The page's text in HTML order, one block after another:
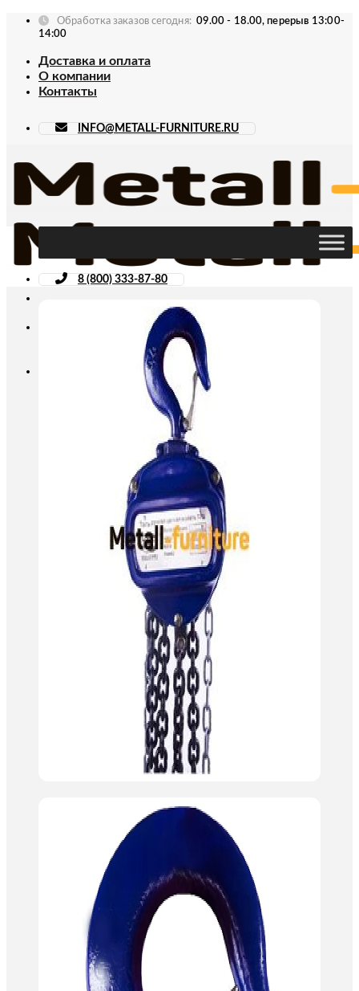
Skip
Обработка заказов сегодня: 09.00 - 18.00, перерыв 13:00-
14:00
Доставка и оплата
О компании
Контакты
INFO@METALL-FURNITURE.RU
8 (800) 333-87-80